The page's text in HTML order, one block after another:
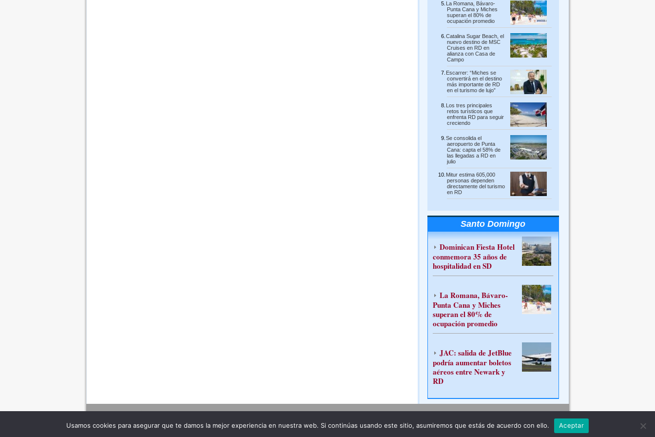
La Romana, Bávaro-
Punta Cana y Miches
superan el 80% de
ocupación promedio
Catalina Sugar Beach, el
nuevo destino de MSC
Cruises en RD en
alianza con Casa de
Campo
Escarrer: “Miches se
convertirá en el destino
más importante de RD
en el turismo de lujo”
Los tres principales
retos turísticos que
enfrenta RD para seguir
creciendo
Se consolida el
aeropuerto de Punta
Cana: capta el 58% de
las llegadas a RD en
julio
Mitur estima 605,000
personas dependen
directamente del turismo
en RD
Santo Domingo
Dominican Fiesta Hotel
conmemora 35 años de
hospitalidad en SD
La Romana, Bávaro-
Punta Cana y Miches
superan el 80% de
ocupación promedio
JAC: salida de JetBlue
podría aumentar boletos
aéreos entre Newark y
RD
Usamos cookies para asegurar que te damos la mejor experiencia en nuestra web. Si continúas usando este sitio, asumiremos que estás de acuerdo con ello. Aceptar